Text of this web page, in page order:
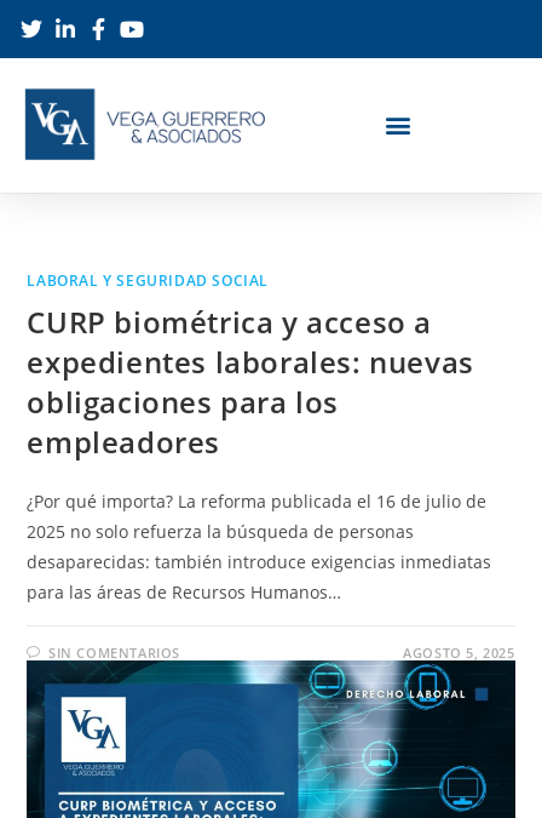
LABORAL Y SEGURIDAD SOCIAL
CURP biométrica y acceso a
expedientes laborales: nuevas
obligaciones para los
empleadores
¿Por qué importa? La reforma publicada el 16 de julio de
2025 no solo refuerza la búsqueda de personas
desaparecidas: también introduce exigencias inmediatas
para las áreas de Recursos Humanos…
SIN COMENTARIOS AGOSTO 5, 2025